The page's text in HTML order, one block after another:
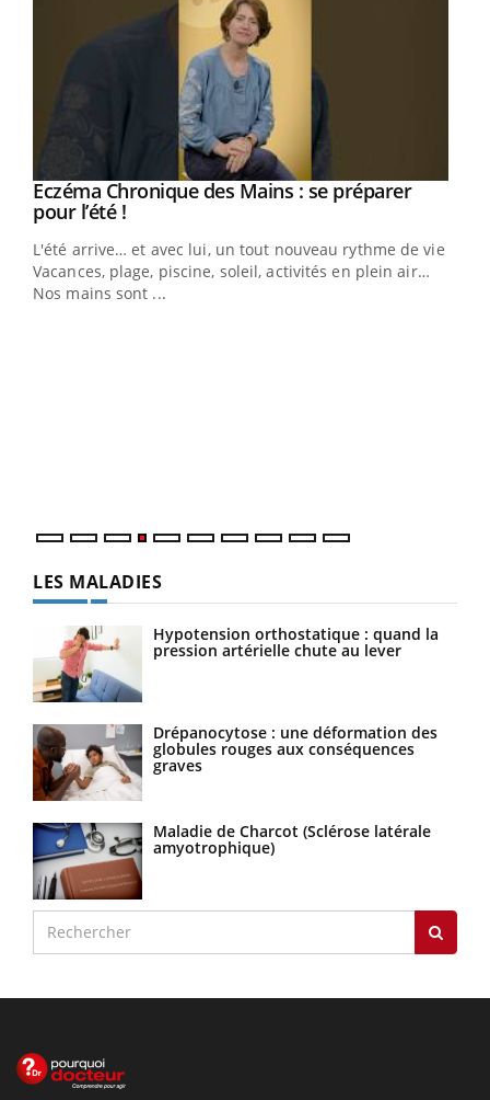
Youtube
Eczéma Chronique des Mains : se préparer
pour l’été !Youtube
L'été arrive… et avec lui, un tout nouveau rythme de vie !
Vacances, plage, piscine, soleil, activités en plein air…
Nos mains sont ...
LES MALADIES
Hypotension orthostatique : quand la
pression artérielle chute au lever
Drépanocytose : une déformation des
globules rouges aux conséquences
graves
Maladie de Charcot (Sclérose latérale
amyotrophique)